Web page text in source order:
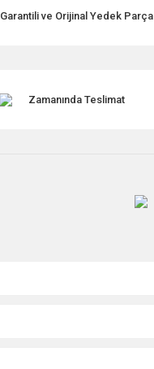
Garantili ve Orijinal Yedek Parça
Zamanında Teslimat